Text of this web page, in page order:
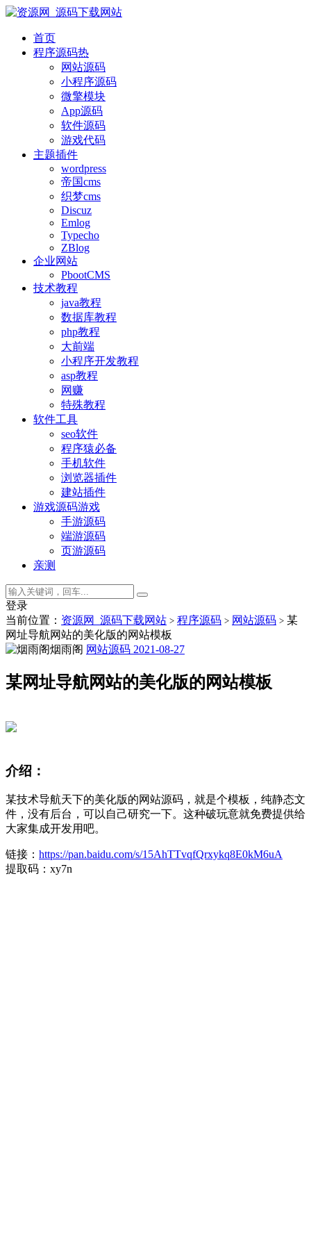
首页
程序源码热
网站源码
小程序源码
微擎模块
App源码
软件源码
游戏代码
主题插件
wordpress
帝国cms
织梦cms
Discuz
Emlog
Typecho
ZBlog
企业网站
PbootCMS
技术教程
java教程
数据库教程
php教程
大前端
小程序开发教程
asp教程
网赚
特殊教程
软件工具
seo软件
程序猿必备
手机软件
浏览器插件
建站插件
游戏源码游戏
手游源码
端游源码
页游源码
亲测
登录
当前位置： 资源网_源码下载网站 > 程序源码 > 网站源码 > 某
网址导航网站的美化版的网站模板
烟雨阁 网站源码 2021-08-27
某网址导航网站的美化版的网站模板
介绍：
某技术导航天下的美化版的网站源码，就是个模板，纯静态文
件，没有后台，可以自己研究一下。这种破玩意就免费提供给
大家集成开发用吧。
链接： https://pan.baidu.com/s/15AhTTvqfQrxykq8E0kM6uA
提取码：xy7n